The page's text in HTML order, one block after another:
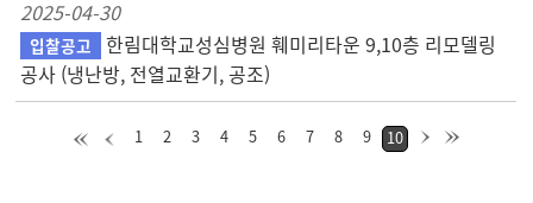
2025-04-30
입찰공고
한림대학교성심병원 훼미리타운 9,10층 리모델링
공사 (냉난방, 전열교환기, 공조)
1 2 3 4 5 6 7 8 9 10